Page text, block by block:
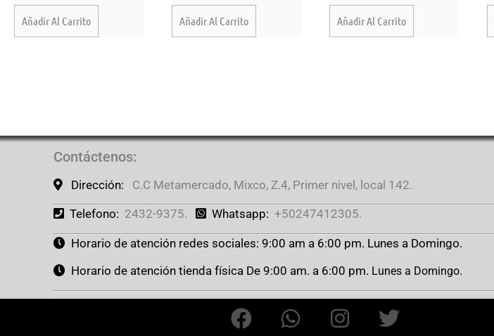
Añadir Al Carrito Añadir Al Carrito Añadir Al Carrito
Contáctenos:
Dirección: C.C Metamercado, Mixco, Z.4, Primer nivel, local 142.
Telefono: 2432-9375. Whatsapp: +50247412305.
Horario de atención redes sociales: 9:00 am a 6:00 pm. Lunes a Domingo.
Horario de atención tienda física De 9:00 am. a 6:00 pm. Lunes a Domingo.